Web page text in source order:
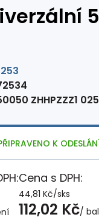
ZHHPZZZ1
K
Cena s DPH:
44,81 Kč/sks
112,02 Kč/